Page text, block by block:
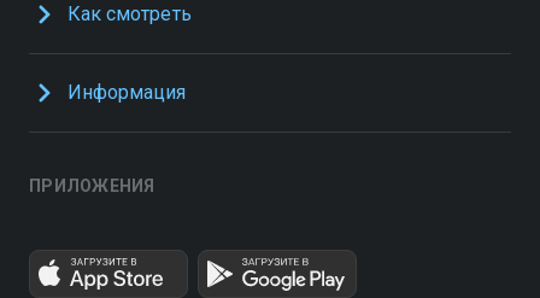
Как смотреть
Информация
ПРИЛОЖЕНИЯ